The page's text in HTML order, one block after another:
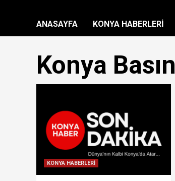
ANASAYFA KONYA HABERLERİ
Konya Basın
KONYA HABERLERİ